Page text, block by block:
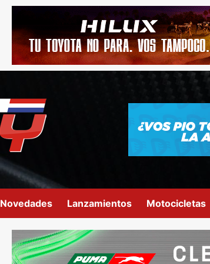
Novedades Lanzamientos Motocicletas